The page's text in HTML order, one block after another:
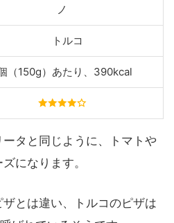
ノ
トルコ
（150g）あたり、390kcal
タと同じように、トマトや
になります。
とは違い、トルコのピザは